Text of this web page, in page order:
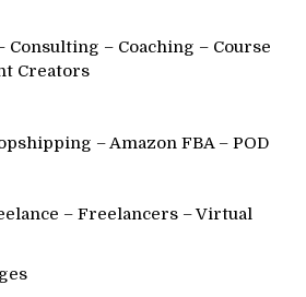
Consulting – Coaching – Course
Creators
– Amazon FBA – POD
– Freelancers – Virtual